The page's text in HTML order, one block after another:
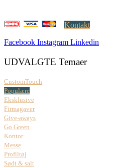
Kontakt
Facebook Instagram Linkedin
UDVALGTE Temaer
CustomTouch
Populære
Eksklusive
Firmagaver
Give-aways
Go Green
Kontor
Messe
Profiltøj
Sødt & salt